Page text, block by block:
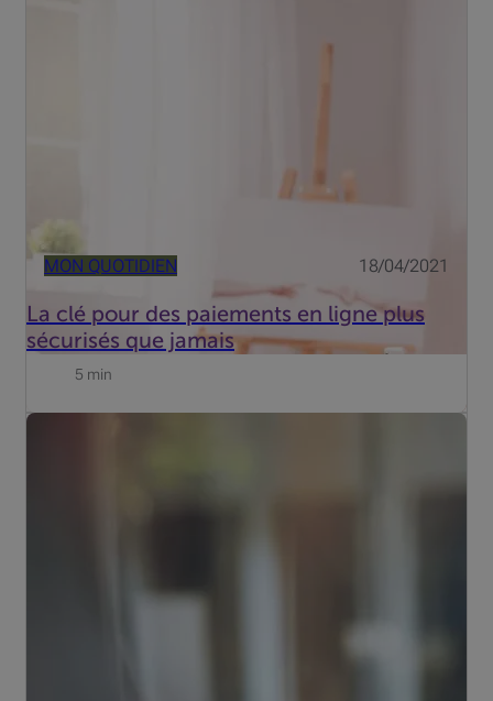
MON QUOTIDIEN 18/04/2021
La clé pour des paiements en ligne plus
sécurisés que jamais
5 min
Les médias s'en faisaient récemment l'écho: l'application